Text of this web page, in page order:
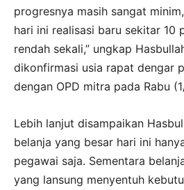
progresnya masih sangat
hari ini realisasi baru sekitar 10
rendah sekali,” ungkap
dikonfirmasi usia rapat dengar
dengan OPD mitra pada Rabu
Lebih lanjut disampaikan
belanja yang besar hari ini
pegawai saja. Sementara
yang lansung menyentuh